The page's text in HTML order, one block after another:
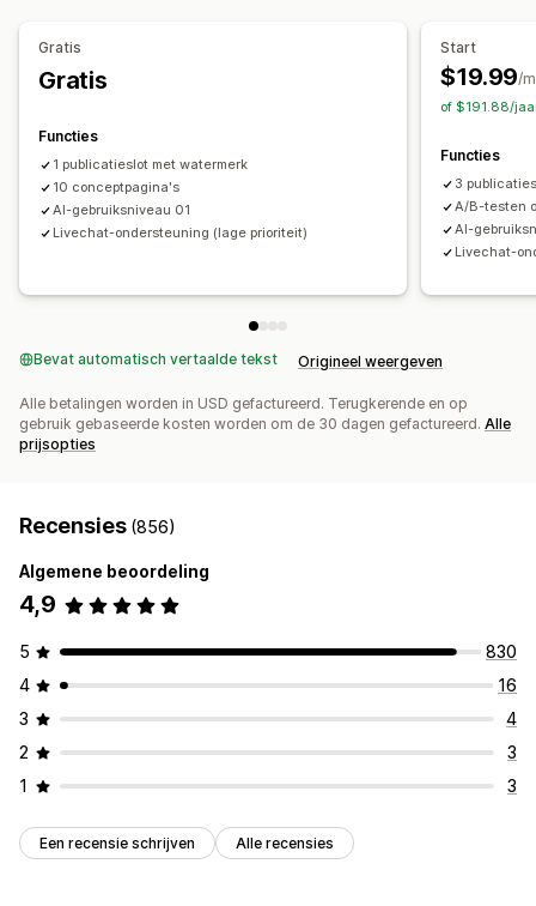
Prijzenpagina's
Bewerkingstool
Importeren en exporteren Pagina's opslaan
Conceptpagina's
Paginaversies
Globale stijlen
Aangepaste lettertypen
Aangepaste code
SEO
Mobiel responsief
Inzichten en tips
A/B-testen
API's en webhooks
Gratis
Gratis
Functies
1 publicatieslot met watermerk
10 conceptpagina's
AI-gebruiksniveau 01
Livechat-ondersteuning (lage prioriteit)
Start
$19.99/
of $191.88/
Functies
3
A/B-testen
AI-
Livechat-
Bevat automatisch vertaalde tekst Origineel weergeven
Alle betalingen worden in USD gefactureerd. Terugkerende en op
gebruik gebaseerde kosten worden om de 30 dagen gefactureerd. Alle
prijsopties
Recensies (856)
Algemene beoordeling
4,9
5
830
4
16
3
4
2
3
1
3
Een recensie schrijven Alle recensies